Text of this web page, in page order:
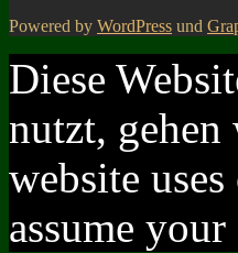
Powered by WordPress und
Diese
nutzt,
website
assume your